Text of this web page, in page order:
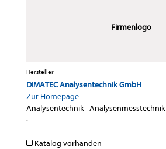
Firmenlogo
Hersteller
DIMATEC Analysentechnik GmbH
Zur Homepage
Analysentechnik·Analysenmesstechnik
·
Katalog vorhanden